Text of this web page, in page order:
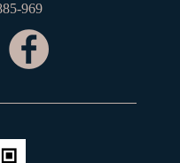
969